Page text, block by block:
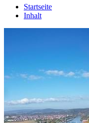
Startseite
Inhalt